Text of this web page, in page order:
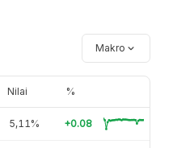
Makro
Nilai %
5,11% +0.08